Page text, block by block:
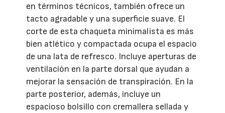
en términos técnicos, también ofrece un
tacto agradable y una superficie suave. El
corte de esta chaqueta minimalista es más
bien atlético y compactada ocupa el espacio
de una lata de refresco. Incluye aperturas de
ventilación en la parte dorsal que ayudan a
mejorar la sensación de transpiración. En la
parte posterior, además, incluye un
espacioso bolsillo con cremallera sellada y